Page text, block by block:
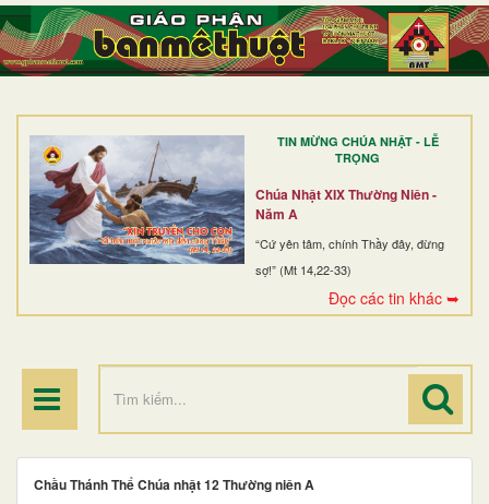
TIN MỪNG CHÚA NHẬT - LỄ
TRỌNG
Chúa Nhật XIX Thường Niên -
Năm A
“Cứ yên tâm, chính Thầy đây, đừng
sợ!” (Mt 14,22-33)
Đọc các tin khác ➥
TRANG NHẤT
GIỚI THIỆU
DÒNG TU
BAN MỤC VỤ
ĐOÀN THỂ CG
ĐIỂM HÀNH HƯƠNG
Chầu Thánh Thể Chúa nhật 12 Thường niên A